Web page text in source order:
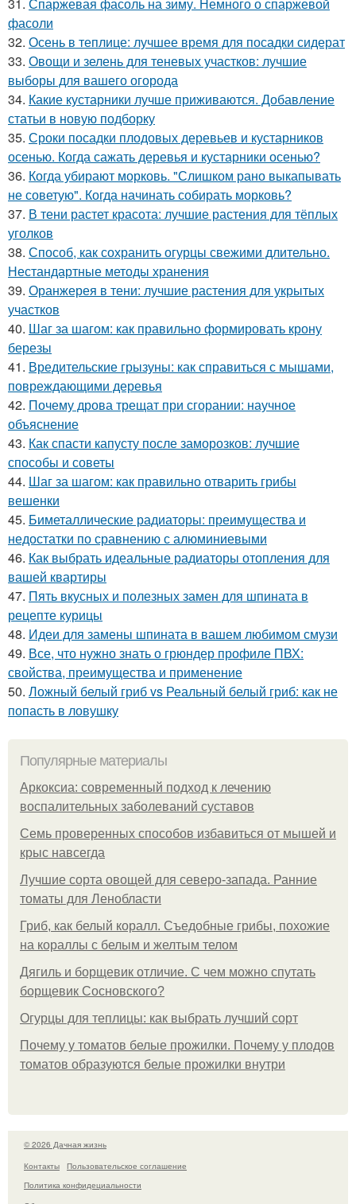
фасоли
32. Осень в теплице: лучшее время для посадки сидерат
33. Овощи и зелень для теневых участков: лучшие
выборы для вашего огорода
34. Какие кустарники лучше приживаются. Добавление
статьи в новую подборку
35. Сроки посадки плодовых деревьев и кустарников
осенью. Когда сажать деревья и кустарники осенью?
36. Когда убирают морковь. "Слишком рано выкапывать
не советую". Когда начинать собирать морковь?
37. В тени растет красота: лучшие растения для тёплых
уголков
38. Способ, как сохранить огурцы свежими длительно.
Нестандартные методы хранения
39. Оранжерея в тени: лучшие растения для укрытых
участков
40. Шаг за шагом: как правильно формировать крону
березы
41. Вредительские грызуны: как справиться с мышами,
повреждающими деревья
42. Почему дрова трещат при сгорании: научное
объяснение
43. Как спасти капусту после заморозков: лучшие
способы и советы
44. Шаг за шагом: как правильно отварить грибы
вешенки
45. Биметаллические радиаторы: преимущества и
недостатки по сравнению с алюминиевыми
46. Как выбрать идеальные радиаторы отопления для
вашей квартиры
47. Пять вкусных и полезных замен для шпината в
рецепте курицы
48. Идеи для замены шпината в вашем любимом смузи
49. Все, что нужно знать о грюндер профиле ПВХ:
свойства, преимущества и применение
50. Ложный белый гриб vs Реальный белый гриб: как не
попасть в ловушку
Популярные материалы
Аркоксиа: современный подход к лечению
воспалительных заболеваний суставов
Семь проверенных способов избавиться от мышей и
крыс навсегда
Лучшие сорта овощей для северо-запада. Ранние
томаты для Ленобласти
Гриб, как белый коралл. Съедобные грибы, похожие
на кораллы с белым и желтым телом
Дягиль и борщевик отличие. С чем можно спутать
борщевик Сосновского?
Огурцы для теплицы: как выбрать лучший сорт
Почему у томатов белые прожилки. Почему у плодов
томатов образуются белые прожилки внутри
© 2026 Дачная жизнь
Контакты
Пользовательское соглашение
Политика конфидециальности